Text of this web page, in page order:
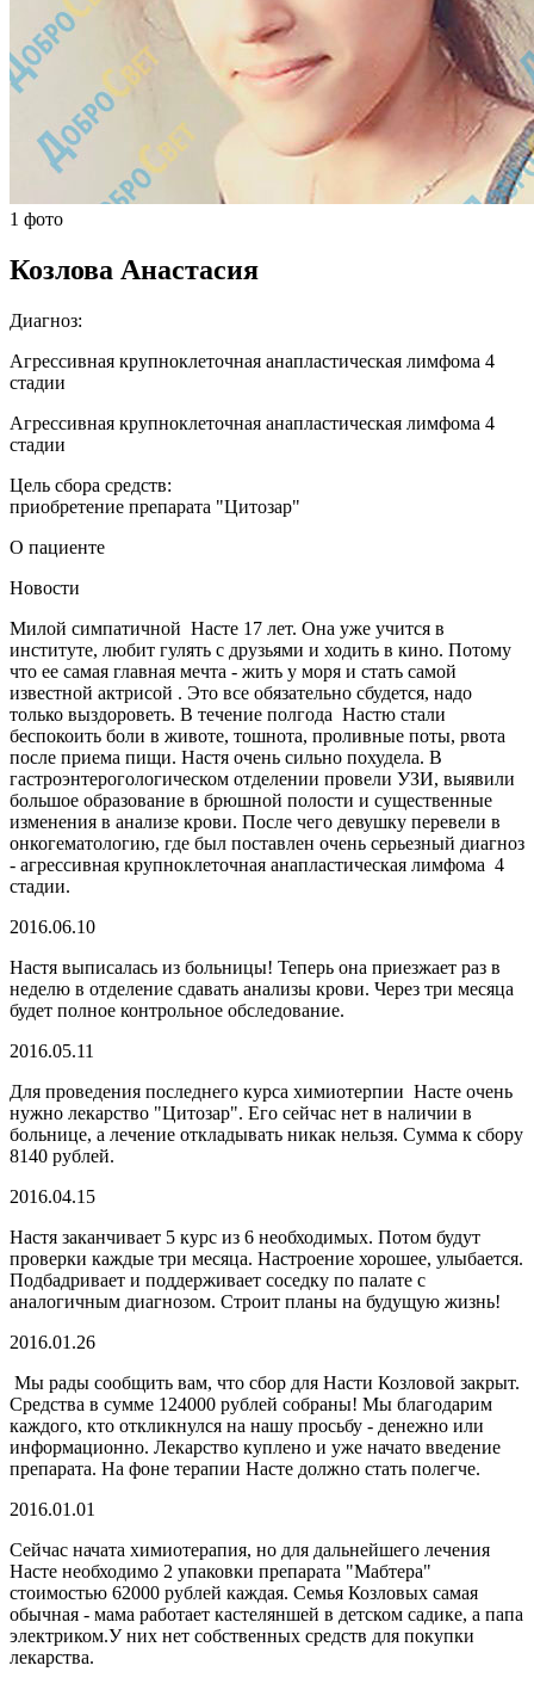
1 фото
Козлова Анастасия
Диагноз:
Агрессивная крупноклеточная анапластическая лимфома 4
стадии
Агрессивная крупноклеточная анапластическая лимфома 4
стадии
Цель сбора средств:
приобретение препарата "Цитозар"
О пациенте
Новости
Милой симпатичной Насте 17 лет. Она уже учится в
институте, любит гулять с друзьями и ходить в кино. Потому
что ее самая главная мечта - жить у моря и стать самой
известной актрисой . Это все обязательно сбудется, надо
только выздороветь. В течение полгода Настю стали
беспокоить боли в животе, тошнота, проливные поты, рвота
после приема пищи. Настя очень сильно похудела. В
гастроэнтерогологическом отделении провели УЗИ, выявили
большое образование в брюшной полости и существенные
изменения в анализе крови. После чего девушку перевели в
онкогематологию, где был поставлен очень серьезный диагноз
- агрессивная крупноклеточная анапластическая лимфома 4
стадии.
2016.06.10
Настя выписалась из больницы! Теперь она приезжает раз в
неделю в отделение сдавать анализы крови. Через три месяца
будет полное контрольное обследование.
2016.05.11
Для проведения последнего курса химиотерпии Насте очень
нужно лекарство "Цитозар". Его сейчас нет в наличии в
больнице, а лечение откладывать никак нельзя. Сумма к сбору
8140 рублей.
2016.04.15
Настя заканчивает 5 курс из 6 необходимых. Потом будут
проверки каждые три месяца. Настроение хорошее, улыбается.
Подбадривает и поддерживает соседку по палате с
аналогичным диагнозом. Строит планы на будущую жизнь!
2016.01.26
Мы рады сообщить вам, что сбор для Насти Козловой закрыт.
Средства в сумме 124000 рублей собраны! Мы благодарим
каждого, кто откликнулся на нашу просьбу - денежно или
информационно. Лекарство куплено и уже начато введение
препарата. На фоне терапии Насте должно стать полегче.
2016.01.01
Сейчас начата химиотерапия, но для дальнейшего лечения
Насте необходимо 2 упаковки препарата "Мабтера"
стоимостью 62000 рублей каждая. Семья Козловых самая
обычная - мама работает кастеляншей в детском садике, а папа
электриком.У них нет собственных средств для покупки
лекарства.